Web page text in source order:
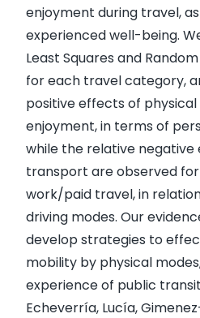
enjoyment during travel,
experienced well-being.
Least Squares and
for each travel category,
positive effects of
enjoyment, in terms of
while the relative
transport are observed
work/paid travel, in
driving modes. Our
develop strategies to
mobility by physical
experience of public
Echeverría, Lucía,